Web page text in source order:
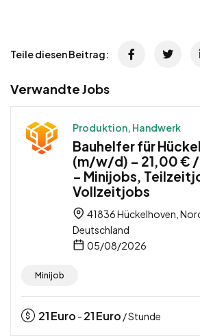
Teile diesen Beitrag:
Verwandte Jobs
Produktion, Handwerk
Bauhelfer für
(m/w/d) – 21,00 €
– Minijobs,
Vollzeitjobs
41836 Hückelhoven,
Deutschland
05/08/2026
Minijob
21Euro - 21Euro / Stunde